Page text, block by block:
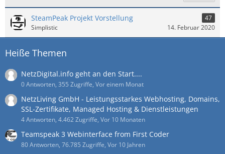
SteamPeak Projekt Vorstellung
47
Simplistic
14. Februar 2020
Heiße Themen
NetzDigital.info geht an den Start....
0 Antworten, 355 Zugriffe, Vor einem Monat
NetzLiving GmbH - Leistungsstarkes Webhosting, Domains,
SSL-Zertifikate, Managed Hosting & Dienstleistungen
4 Antworten, 4.462 Zugriffe, Vor 10 Monaten
Teamspeak 3 Webinterface from First Coder
80 Antworten, 76.785 Zugriffe, Vor 10 Jahren